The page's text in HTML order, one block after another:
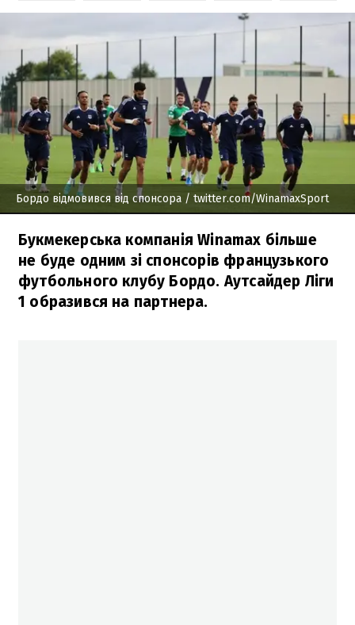
Бордо відмовився від спонсора / twitter.com/WinamaxSport
Букмекерська компанія Winamax більше
не буде одним зі спонсорів французького
футбольного клубу Бордо. Аутсайдер Ліги
1 образився на партнера.